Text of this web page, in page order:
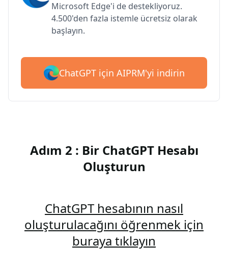
Microsoft Edge'i de destekliyoruz.
4.500'den fazla istemle ücretsiz olarak
başlayın.
ChatGPT için AIPRM'yi indirin
Adım 2 : Bir ChatGPT Hesabı
Oluşturun
ChatGPT hesabının nasıl
oluşturulacağını öğrenmek için
buraya tıklayın